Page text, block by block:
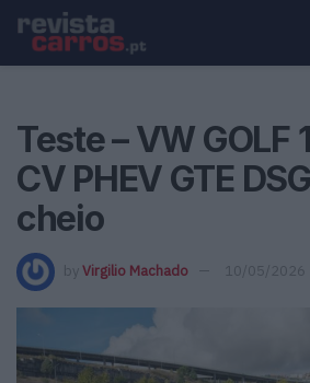
Teste – VW GOLF
CV PHEV GTE
cheio
by Virgilio Machado 10/05/2026